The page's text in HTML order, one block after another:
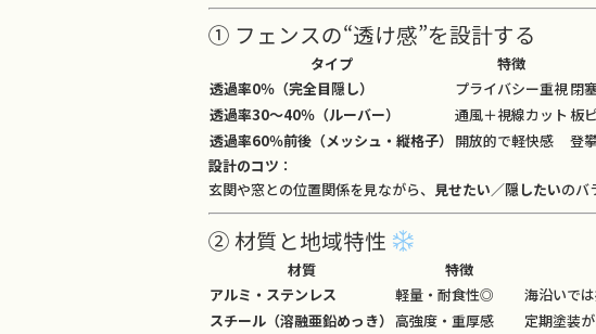
① フェンスの“透け感”を設計する
タイプ 特徴
透過率0％（完全目隠し）
プライバシー重視閉
透過率30〜40％（ルーバー）
通風＋視線カット 板
透過率60％前後（メッシュ・縦格子） 開放的で軽快感
登
設計のコツ ：
玄関や窓との位置関係を見ながら、 見せたい／隠したいのバ
② 材質と地域特性
材質 特徴
アルミ・ステンレス
軽量・耐食性◎ 海沿いで
スチール（溶融亜鉛めっき） 高強度・重厚感
定期塗装